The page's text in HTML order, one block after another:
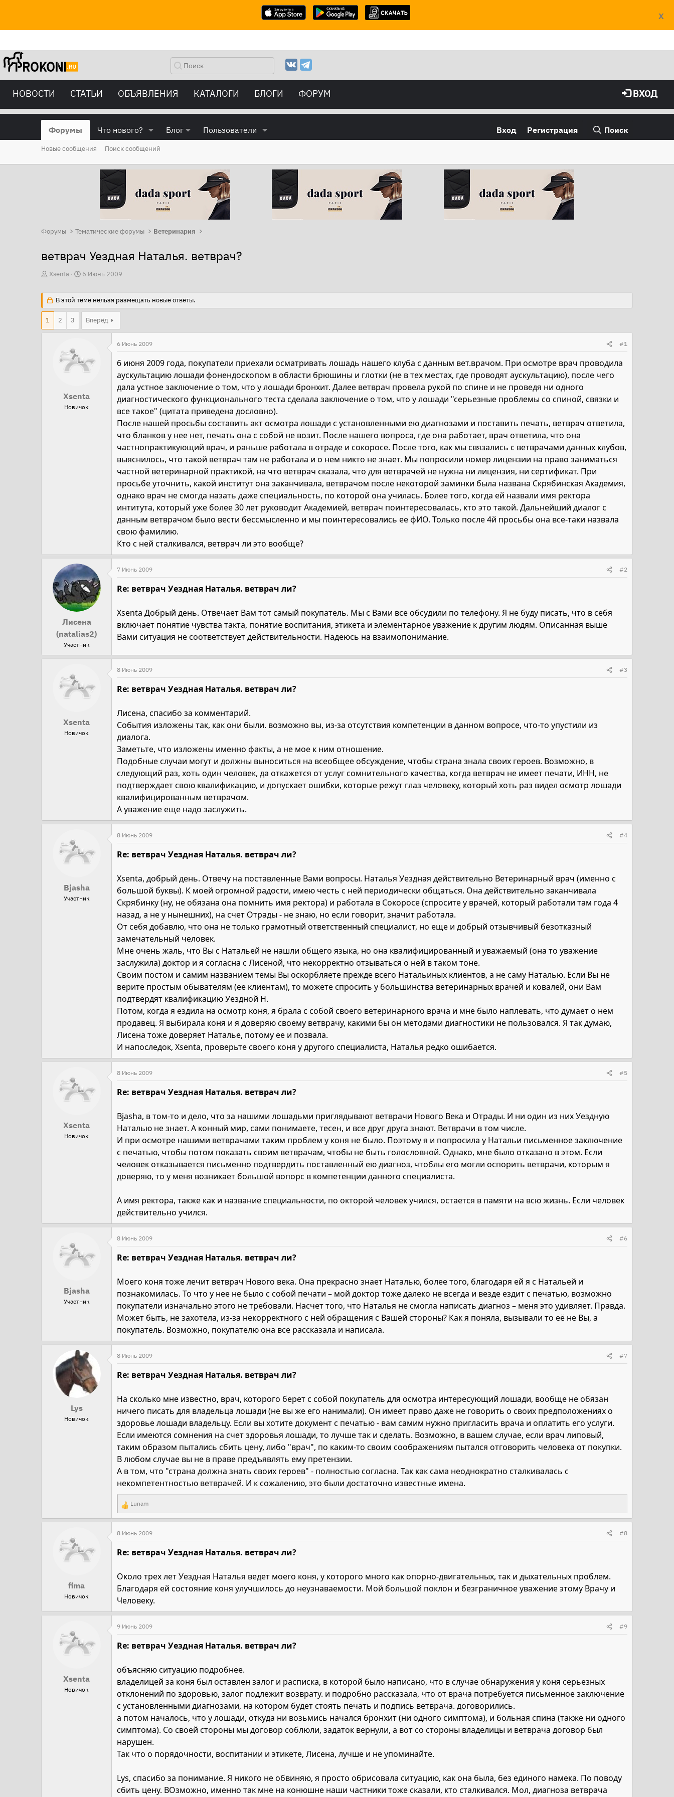
X
НОВОСТИ СТАТЬИ ОБЪЯВЛЕНИЯ КАТАЛОГИ БЛОГИ ФОРУМ ВХОД
Форумы Что нового? Блог Пользователи Вход Регистрация Поиск
Новые сообщения Поиск сообщений
Форумы Тематические форумы Ветеринария
ветврач Уездная Наталья. ветврач?
А
т
о
р
Xsenta
Д
т
а
л
6 Июнь 2009
В этой теме нельзя размещать новые ответы.
1 2 3 Вперёд
Xsenta
Новичок
6 Июнь 2009 #1
6 июня 2009 года, покупатели приехали осматривать лошадь нашего клуба с данным вет.врачом. При осмотре врач проводила
аускультацию лошади фонендоскопом в области брюшины и глотки (не в тех местах, где проводят аускультацию), после чего
дала устное заключение о том, что у лошади бронхит. Далее ветврач провела рукой по спине и не проведя ни одного
диагностического функционального теста сделала заключение о том, что у лошади "серьезные проблемы со спиной, связки и
все такое" (цитата приведена дословно).
После нашей просьбы составить акт осмотра лошади с установленными ею диагнозами и поставить печать, ветврач ответила,
что бланков у нее нет, печать она с собой не возит. После нашего вопроса, где она работает, врач ответила, что она
частнопрактикующий врач, и раньше работала в отраде и сокоросе. После того, как мы связались с ветврачами данных клубов,
выяснилось, что такой ветврач там не работала и о нем никто не знает. Мы попросили номер лицензии на право заниматься
частной ветеринарной практикой, на что ветврач сказала, что для ветврачей не нужна ни лицензия, ни сертификат. При
просьбе уточнить, какой институт она заканчивала, ветврачом после некоторой заминки была названа Скрябинская Академия,
однако врач не смогда назать даже специальность, по которой она училась. Более того, когда ей назвали имя ректора
интитута, который уже более 30 лет руководит Академией, ветврач поинтересовалась, кто это такой. Дальнейший диалог с
данным ветврачом было вести бессмысленно и мы поинтересовались ее фИО. Только после 4й просьбы она все-таки назвала
свою фамилию.
Кто с ней сталкивался, ветврач ли это вообще?
Лисена
(natalias2)
Участник
7 Июнь 2009 #2
Re: ветврач Уездная Наталья. ветврач ли?
Xsenta Добрый день. Отвечает Вам тот самый покупатель. Мы с Вами все обсудили по телефону. Я не буду писать, что в себя
включает понятие чувства такта, понятие воспитания, этикета и элементарное уважение к другим людям. Описанная выше
Вами ситуация не соответствует действительности. Надеюсь на взаимопонимание.
Xsenta
Новичок
8 Июнь 2009 #3
Re: ветврач Уездная Наталья. ветврач ли?
Лисена, спасибо за комментарий.
События изложены так, как они были. возможно вы, из-за отсутствия компетенции в данном вопросе, что-то упустили из
диалога.
Заметьте, что изложены именно факты, а не мое к ним отношение.
Подобные случаи могут и должны выноситься на всеобщее обсуждение, чтобы страна знала своих героев. Возможно, в
следующий раз, хоть один человек, да откажется от услуг сомнительного качества, когда ветврач не имеет печати, ИНН, не
подтверждает свою квалификацию, и допускает ошибки, которые режут глаз человеку, который хоть раз видел осмотр лошади
квалифицированным ветврачом.
А уважение еще надо заслужить.
Bjasha
Участник
8 Июнь 2009 #4
Re: ветврач Уездная Наталья. ветврач ли?
Xsenta, добрый день. Отвечу на поставленные Вами вопросы. Наталья Уездная действительно Ветеринарный врач (именно с
большой буквы). К моей огромной радости, имею честь с ней периодически общаться. Она действительно заканчивала
Скрябинку (ну, не обязана она помнить имя ректора) и работала в Сокоросе (спросите у врачей, который работали там года 4
назад, а не у нынешних), на счет Отрады - не знаю, но если говорит, значит работала.
От себя добавлю, что она не только грамотный ответственный специалист, но еще и добрый отзывчивый безотказный
замечательный человек.
Мне очень жаль, что Вы с Натальей не нашли общего языка, но она квалифицированный и уважаемый (она то уважение
заслужила) доктор и я согласна с Лисеной, что некорректно отзываться о ней в таком тоне.
Своим постом и самим названием темы Вы оскорбляете прежде всего Натальиных клиентов, а не саму Наталью. Если Вы не
верите простым обывателям (ее клиентам), то можете спросить у большинства ветеринарных врачей и ковалей, они Вам
подтвердят квалификацию Уездной Н.
Потом, когда я ездила на осмотр коня, я брала с собой своего ветеринарного врача и мне было наплевать, что думает о нем
продавец. Я выбирала коня и я доверяю своему ветврачу, какими бы он методами диагностики не пользовался. Я так думаю,
Лисена тоже доверяет Наталье, потому ее и позвала.
И напоследок, Xsenta, проверьте своего коня у другого специалиста, Наталья редко ошибается.
Xsenta
Новичок
8 Июнь 2009 #5
Re: ветврач Уездная Наталья. ветврач ли?
Bjasha, в том-то и дело, что за нашими лошадьми приглядывают ветврачи Нового Века и Отрады. И ни один из них Уездную
Наталью не знает. А конный мир, сами понимаете, тесен, и все друг друга знают. Ветврачи в том числе.
И при осмотре нашими ветврачами таким проблем у коня не было. Поэтому я и попросила у Натальи письменное заключение
с печатью, чтобы потом показать своим ветврачам, чтобы не быть голословной. Однако, мне было отказано в этом. Если
человек отказывается письменно подтвердить поставленный ею диагноз, чтоблы его могли оспорить ветврачи, которым я
доверяю, то у меня возникает большой вопорс в компетенции данного специалиста.
А имя ректора, также как и название специальности, по окторой человек учился, остается в памяти на всю жизнь. Если человек
действительно учился.
Bjasha
Участник
8 Июнь 2009 #6
Re: ветврач Уездная Наталья. ветврач ли?
Моего коня тоже лечит ветврач Нового века. Она прекрасно знает Наталью, более того, благодаря ей я с Натальей и
познакомилась. То что у нее не было с собой печати – мой доктор тоже далеко не всегда и везде ездит с печатью, возможно
покупатели изначально этого не требовали. Насчет того, что Наталья не смогла написать диагноз – меня это удивляет. Правда.
Может быть, не захотела, из-за некорректного с ней обращения с Вашей стороны? Как я поняла, вызывали то её не Вы, а
покупатель. Возможно, покупателю она все рассказала и написала.
Lys
Новичок
8 Июнь 2009 #7
Re: ветврач Уездная Наталья. ветврач ли?
На сколько мне известно, врач, которого берет с собой покупатель для осмотра интересующий лошади, вообще не обязан
ничего писать для владельца лошади (не вы же его нанимали). Он имеет право даже не говорить о своих предположениях о
здоровье лошади владельцу. Если вы хотите документ с печатью - вам самим нужно пригласить врача и оплатить его услуги.
Если имеются сомнения на счет здоровья лошади, то лучше так и сделать. Возможно, в вашем случае, если врач липовый,
таким образом пытались сбить цену, либо "врач", по каким-то своим соображениям пытался отговорить человека от покупки.
В любом случае вы не в праве предъявлять ему претензии.
А в том, что "страна должна знать своих героев" - полностью согласна. Так как сама неоднократно сталкивалась с
некомпетентностью ветврачей. И к сожалению, это были достаточно известные имена.
Р
е
а
ц
и
:
Lunam
fima
Новичок
8 Июнь 2009 #8
Re: ветврач Уездная Наталья. ветврач ли?
Около трех лет Уездная Наталья ведет моего коня, у которого много как опорно-двигательных, так и дыхательных проблем.
Благодаря ей состояние коня улучшилось до неузнаваемости. Мой большой поклон и безграничное уважение этому Врачу и
Человеку.
Xsenta
Новичок
9 Июнь 2009 #9
Re: ветврач Уездная Наталья. ветврач ли?
объясняю ситуацию подробнее.
владелицей за коня был оставлен залог и расписка, в которой было написано, что в случае обнаружения у коня серьезных
отклонений по здоровью, залог подлежит возврату. и подробно рассказала, что от врача потребуется письменное заключение
с установленными диагнозами, на котором будет стоять печать и подпись ветврача. договорились.
а потом началось, что у лошади, откуда ни возьмись начался бронхит (ни одного симптома), и больная спина (также ни одного
симптома). Со своей стороны мы договор соблюли, задаток вернули, а вот со стороны владелицы и ветврача договор был
нарушен.
Так что о порядочности, воспитании и этикете, Лисена, лучше и не упоминайте.
Lys, спасибо за понимание. Я никого не обвиняю, я просто обрисовала ситуацию, как она была, без единого намека. По поводу
сбить цену. ВОзможно, именно так мне на конюшне наши частники тоже сказали, кто сталкивался. Мол, диагноза ветврача